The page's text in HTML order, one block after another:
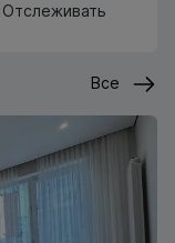
Отслеживать
Все